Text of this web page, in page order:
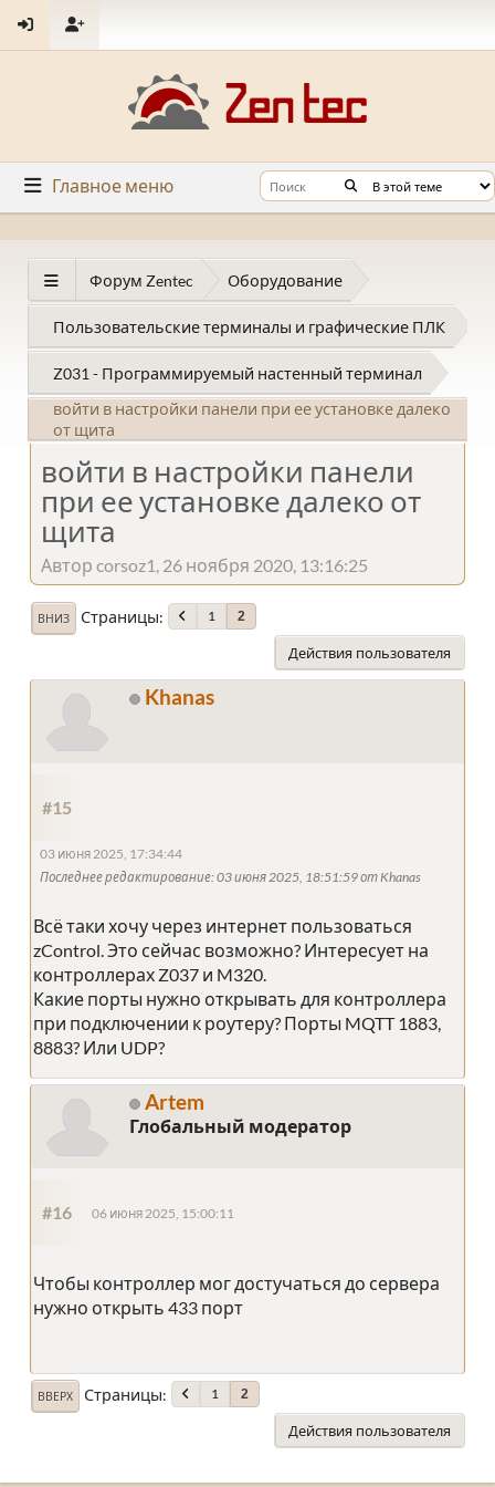
Главное меню
Форум Zentec Оборудование
Пользовательские терминалы и графические ПЛК
Z031 - Программируемый настенный терминал
войти в настройки панели при ее установке далеко
от щита
войти в настройки панели
при ее установке далеко от
щита
Автор corsoz1, 26 ноября 2020, 13:16:25
ВНИЗ Страницы 1 2
Действия пользователя
Khanas
#15
03 июня 2025, 17:34:44
Последнее редактирование: 03 июня 2025, 18:51:59 от Khanas
Всё таки хочу через интернет пользоваться
zControl. Это сейчас возможно? Интересует на
контроллерах Z037 и M320.
Какие порты нужно открывать для контроллера
при подключении к роутеру? Порты MQTT 1883,
8883? Или UDP?
Artem
Глобальный модератор
#16 06 июня 2025, 15:00:11
Чтобы контроллер мог достучаться до сервера
нужно открыть 433 порт
ВВЕРХ Страницы 1 2
Действия пользователя